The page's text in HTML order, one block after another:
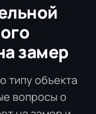
замер
типу объекта
вопросы о